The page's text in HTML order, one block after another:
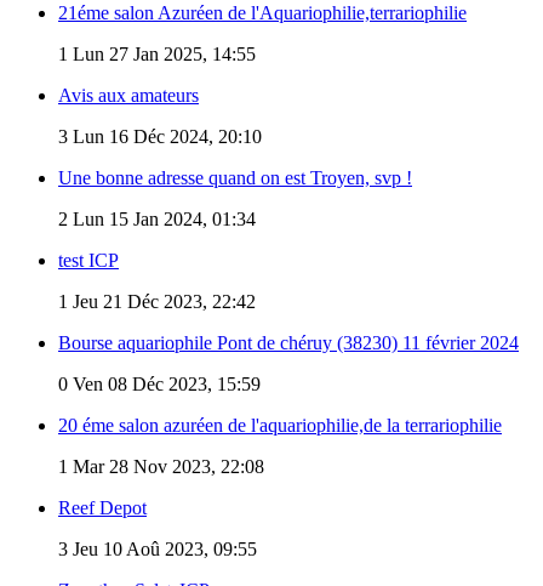
21éme salon Azuréen de l'Aquariophilie,terrariophilie
1 Lun 27 Jan 2025, 14:55
Avis aux amateurs
3 Lun 16 Déc 2024, 20:10
Une bonne adresse quand on est Troyen, svp !
2 Lun 15 Jan 2024, 01:34
test ICP
1 Jeu 21 Déc 2023, 22:42
Bourse aquariophile Pont de chéruy (38230) 11 février 2024
0 Ven 08 Déc 2023, 15:59
20 éme salon azuréen de l'aquariophilie,de la terrariophilie
1 Mar 28 Nov 2023, 22:08
Reef Depot
3 Jeu 10 Aoû 2023, 09:55